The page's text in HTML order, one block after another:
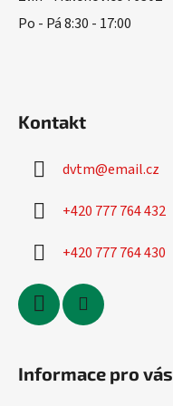
Po - Pá 8:30 - 17:00
Kontakt
dvtm@email.cz
+420 777 764 432
+420 777 764 430
Informace pro vás